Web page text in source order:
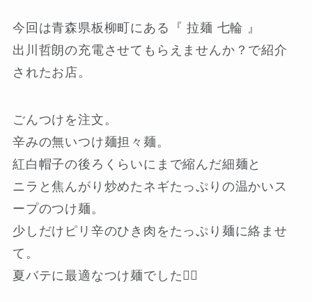
今回は青森県板柳町にある『 拉麺 七輪 』
出川哲朗の充電させてもらえませんか？で紹介
されたお店。
ごんつけを注文。
辛みの無いつけ麺担々麺。
紅白帽子の後ろくらいにまで縮んだ細麺と
ニラと焦んがり炒めたネギたっぷりの温かいス
ープのつけ麺。
少しだけピリ辛のひき肉をたっぷり麺に絡ませ
て。
夏バテに最適なつけ麺でした👍🏻